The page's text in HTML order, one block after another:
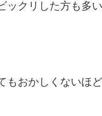
クリした方も多い
もおかしくないほ